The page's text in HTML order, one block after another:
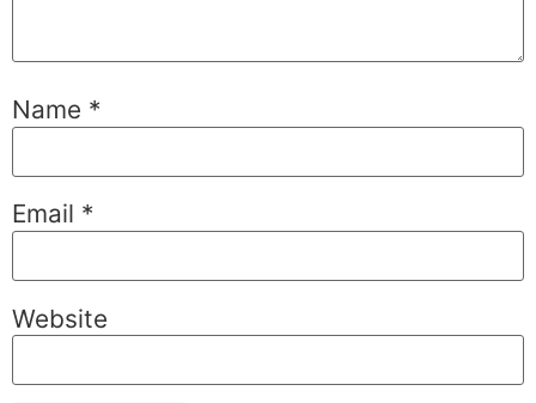
Name *
Email *
Website